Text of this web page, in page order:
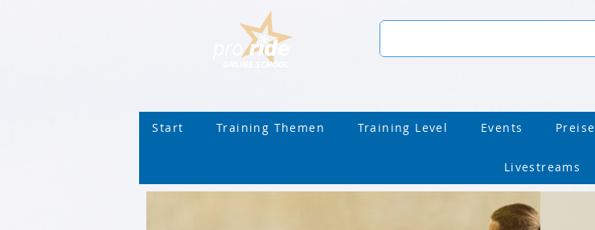
Start Training Themen Training Level Events Preise
Livestreams